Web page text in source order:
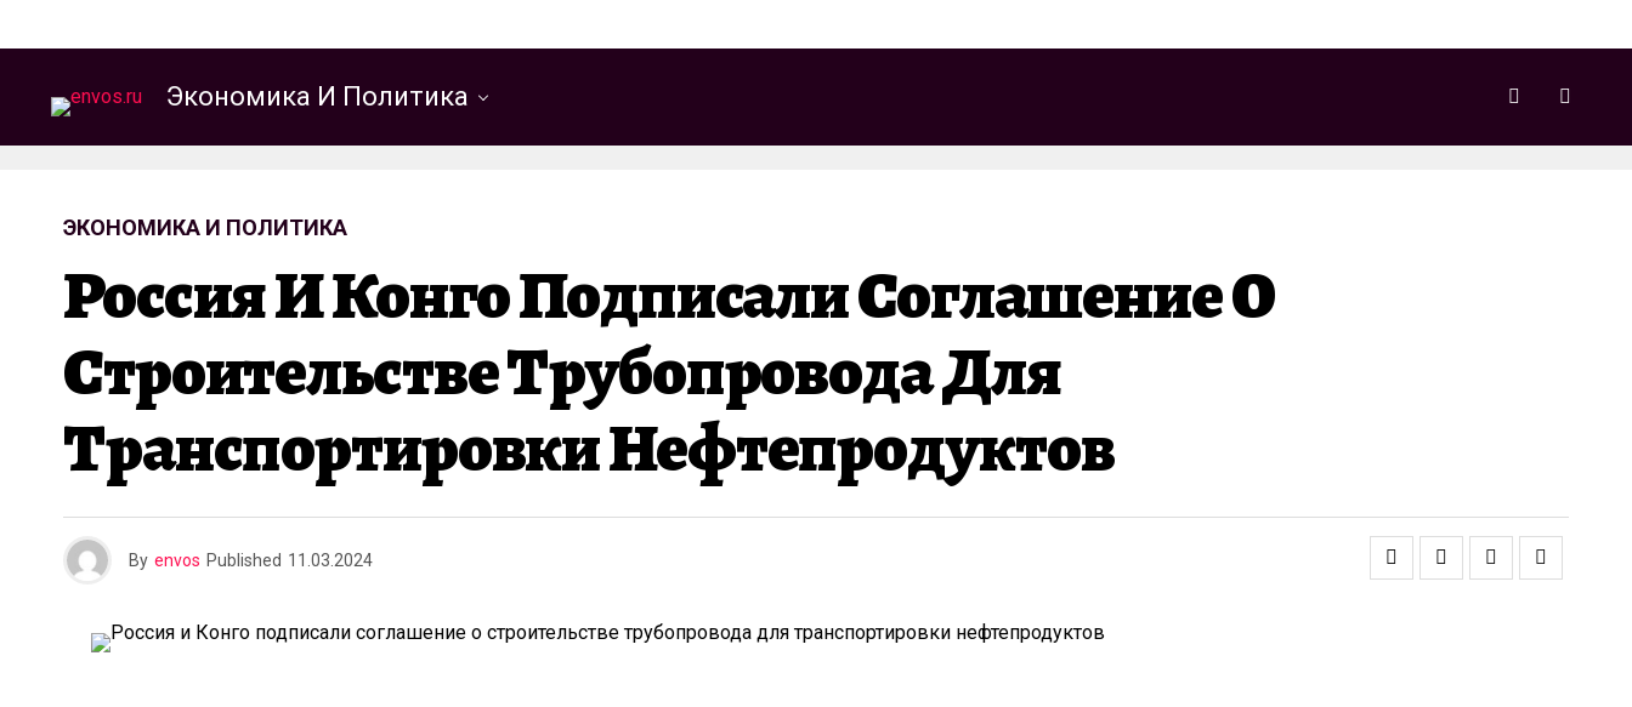
Экономика И Политика
ЭКОНОМИКА И ПОЛИТИКА
Россия И Конго Подписали Соглашение О
Строительстве Трубопровода Для
Транспортировки Нефтепродуктов
By envos Published 11.03.2024